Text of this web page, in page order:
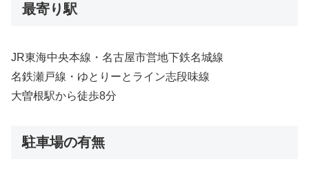
最寄り駅
JR東海中央本線・名古屋市営地下鉄名城線
名鉄瀬戸線・ゆとりーとライン志段味線
大曽根駅から徒歩8分
駐車場の有無